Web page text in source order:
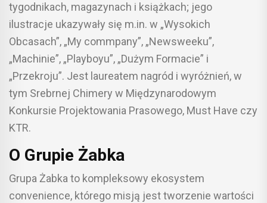
tygodnikach, magazynach i książkach; jego
ilustracje ukazywały się m.in. w „Wysokich
Obcasach”, „My commpany”, „Newsweeku”,
„Machinie”, „Playboyu”, „Dużym Formacie” i
„Przekroju”. Jest laureatem nagród i wyróżnień, w
tym Srebrnej Chimery w Międzynarodowym
Konkursie Projektowania Prasowego, Must Have czy
KTR.
O Grupie Żabka
Grupa Żabka to kompleksowy ekosystem
convenience, którego misją jest tworzenie wartości